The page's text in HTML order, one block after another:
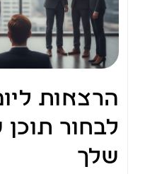
הרצאות
לבחור
שלך